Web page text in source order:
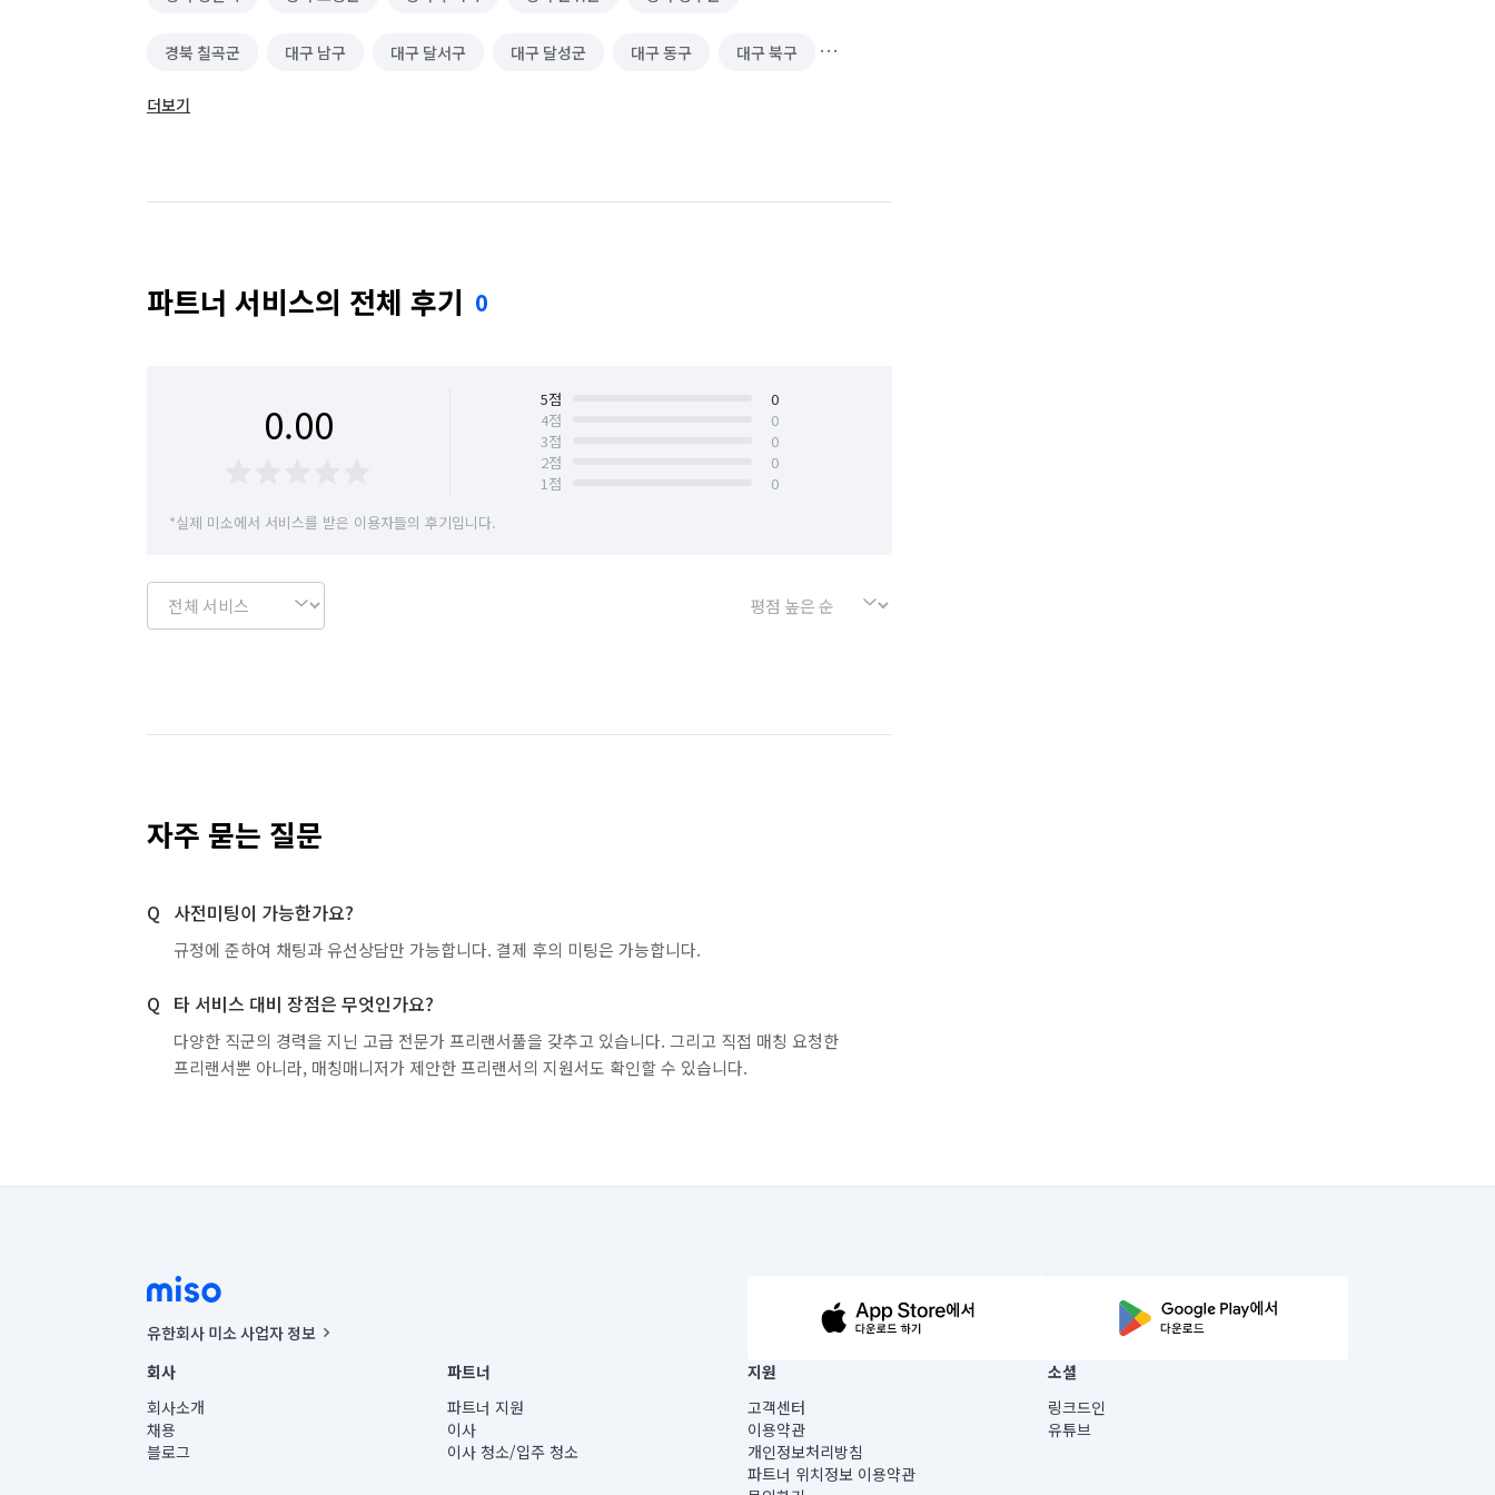
경북 칠곡군 대구 남구 대구 달서구 대구 달성군 대구 동구 대구 북구
대구 서구
더보기
파트너 서비스의 전체 후기 0
0.00 5점
0
4점
0
3점
0
2점
0
1점
0
*실제 미소에서 서비스를 받은 이용자들의 후기입니다.
자주 묻는 질문
사전미팅이 가능한가요?
규정에 준하여 채팅과 유선상담만 가능합니다. 결제 후의 미팅은 가능합니다.
타 서비스 대비 장점은 무엇인가요?
다양한 직군의 경력을 지닌 고급 전문가 프리랜서풀을 갖추고 있습니다. 그리고 직접 매칭 요청한
프리랜서뿐 아니라, 매칭매니저가 제안한 프리랜서의 지원서도 확인할 수 있습니다.
유한회사 미소 사업자 정보
사업자등록번호 : 291-87-00271 | 인허가번호 : 2016-3220163-14-5-00019 |
통신판매신고번호 : 2024-서울종로-1400(공정거래위원회 정보) |
대표이사 : CHING VICTOR COLUMBIA RHEE
주소 | 본사: 서울특별시 종로구 율곡로 6(중학동, 트윈트리빌딩) B동 5층
컨택센터 : 서울특별시 종로구 수송동 율곡로 24, 7층, 8층 미소
회사
회사소개
채용
블로그
파트너
파트너 지원
이사
이사 청소/입주 청소
지원
고객센터
이용약관
개인정보처리방침
파트너 위치정보 이용약관
소셜
링크드인
유튜브